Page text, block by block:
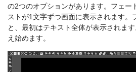
の2つのオプションがあります。フェー
ストが1文字ずつ画面に表示されます。
と、最初はテキスト全体が表示されま
え始めます。